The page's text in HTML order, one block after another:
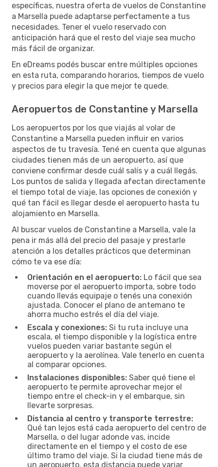
específicas, nuestra oferta de vuelos de Constantine
a Marsella puede adaptarse perfectamente a tus
necesidades. Tener el vuelo reservado con
anticipación hará que el resto del viaje sea mucho
más fácil de organizar.
En eDreams podés buscar entre múltiples opciones
en esta ruta, comparando horarios, tiempos de vuelo
y precios para elegir la que mejor te quede.
Aeropuertos de Constantine y Marsella
Los aeropuertos por los que viajás al volar de
Constantine a Marsella pueden influir en varios
aspectos de tu travesía. Tené en cuenta que algunas
ciudades tienen más de un aeropuerto, así que
conviene confirmar desde cuál salís y a cuál llegás.
Los puntos de salida y llegada afectan directamente
el tiempo total de viaje, las opciones de conexión y
qué tan fácil es llegar desde el aeropuerto hasta tu
alojamiento en Marsella.
Al buscar vuelos de Constantine a Marsella, vale la
pena ir más allá del precio del pasaje y prestarle
atención a los detalles prácticos que determinan
cómo te va ese día:
Orientación en el aeropuerto: Lo fácil que sea
moverse por el aeropuerto importa, sobre todo
cuando llevás equipaje o tenés una conexión
ajustada. Conocer el plano de antemano te
ahorra mucho estrés el día del viaje.
Escala y conexiones: Si tu ruta incluye una
escala, el tiempo disponible y la logística entre
vuelos pueden variar bastante según el
aeropuerto y la aerolínea. Vale tenerlo en cuenta
al comparar opciones.
Instalaciones disponibles: Saber qué tiene el
aeropuerto te permite aprovechar mejor el
tiempo entre el check-in y el embarque, sin
llevarte sorpresas.
Distancia al centro y transporte terrestre:
Qué tan lejos está cada aeropuerto del centro de
Marsella, o del lugar adonde vas, incide
directamente en el tiempo y el costo de ese
último tramo del viaje. Si la ciudad tiene más de
un aeropuerto, esta distancia puede variar